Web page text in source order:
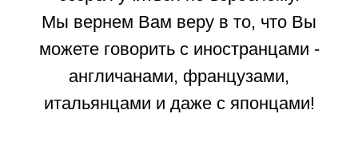
Мы вернем Вам веру в то, что Вы
можете говорить с иностранцами -
англичанами, французами,
итальянцами и даже с японцами!